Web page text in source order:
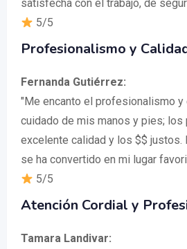
satisfecha con el trabajo, de
5/5
Profesionalismo y
Fernanda Gutiérrez:
"Me encanto el profesionalismo y
cuidado de mis manos y pies; los
excelente calidad y los $$ justos.
se ha convertido en mi lugar
5/5
Atención Cordial y
Tamara Landivar: